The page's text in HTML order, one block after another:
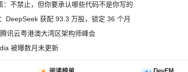
不禁止，但你要承认哪些代码不是你写的
DeepSeek 获配 93.3 万股，锁定 36 个月
讯云粤港澳大湾区架构师峰会
被曝数月未更新